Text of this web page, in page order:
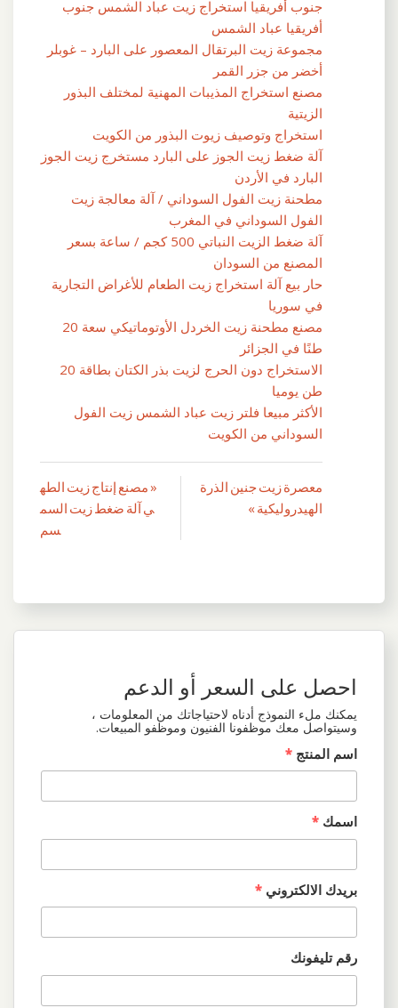
جنوب أفريقيا استخراج زيت عباد الشمس جنوب
أفريقيا عباد الشمس
مجموعة زيت البرتقال المعصور على البارد – غوبلر
أخضر من جزر القمر
مصنع استخراج المذيبات المهنية لمختلف البذور
الزيتية
استخراج وتوصيف زيوت البذور من الكويت
آلة ضغط زيت الجوز على البارد مستخرج زيت الجوز
البارد في الأردن
مطحنة زيت الفول السوداني / آلة معالجة زيت
الفول السوداني في المغرب
آلة ضغط الزيت النباتي 500 كجم / ساعة بسعر
المصنع من السودان
حار بيع آلة استخراج زيت الطعام للأغراض التجارية
في سوريا
مصنع مطحنة زيت الخردل الأوتوماتيكي سعة 20
طنًا في الجزائر
الاستخراج دون الحرج لزيت بذر الكتان بطاقة 20
طن يوميا
الأكثر مبيعا فلتر زيت عباد الشمس زيت الفول
السوداني من الكويت
تصفّح
« مصنع إنتاج زيت الطه
ي آلة ضغط زيت السم
سم
معصرة زيت جنين الذرة
الهيدروليكية »
احصل على السعر أو الدعم
يمكنك ملء النموذج أدناه لاحتياجاتك من المعلومات ،
وسيتواصل معك موظفونا الفنيون وموظفو المبيعات.
اسم المنتج *
اسمك *
بريدك الالكتروني *
رقم تليفونك